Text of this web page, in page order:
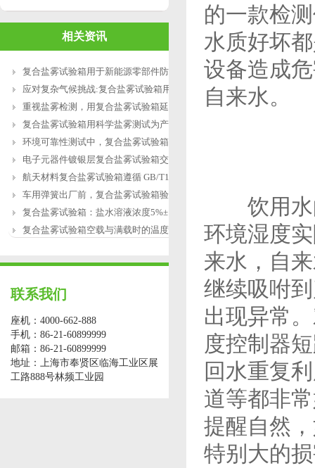
相关资讯
复合盐雾试验箱用于新能源零部件防腐测
应对复杂气候挑战:复合盐雾试验箱用于涂
重视盐雾检测，用复合盐雾试验箱延长产
复合盐雾试验箱用科学盐雾测试为产品研
环境可靠性测试中，复合盐雾试验箱缺水
电子元器件镀银层复合盐雾试验箱交变盐
航天材料复合盐雾试验箱遵循 GB/T12967.3
车用弹簧出厂前，复合盐雾试验箱验证盐
复合盐雾试验箱：盐水溶液浓度5%±1%的配
复合盐雾试验箱空载与满载时的温度恢复
联系我们
座机：4000-662-888
手机：86-21-60899999
邮箱：86-21-60899999
地址：上海市奉贤区临海工业区展
工路888号林频工业园
的一款检
水质好坏
设备造成
自来水。
饮用水的
环境湿度
来水，自
继续吸咐
出现异常
度控制器
回水重复
道等都非
提醒自然
特别大的